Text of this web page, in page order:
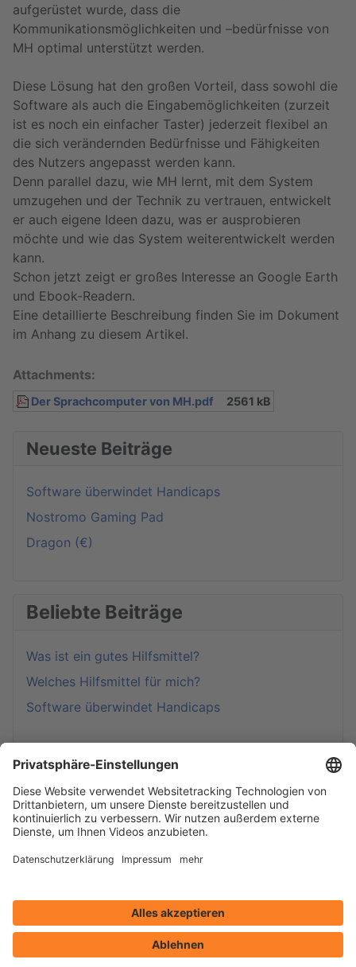
Computer steuern (UK, AAC)
Spielen & Lernen
Downloads: Software und Computer-Tipps
Windows anpassen
Eingestellte Produkte
aufgerüstet wurde, dass die
Kommunikationsmöglichkeiten und –bedürfnisse von
MH optimal unterstützt werden.
Diese Lösung hat den großen Vorteil, dass sowohl die
Software als auch die Eingabemöglichkeiten (zurzeit
ist es noch ein einfacher Taster) jederzeit flexibel an
die sich verändernden Bedürfnisse und Fähigkeiten
des Nutzers angepasst werden kann.
Denn parallel dazu, wie MH lernt, mit dem System
umzugehen und der Technik zu vertrauen, entwickelt
er auch eigene Ideen dazu, was er ausprobieren
möchte und wie das System weiterentwickelt werden
kann.
Schon jetzt zeigt er großes Interesse an Google Earth
und Ebook-Readern.
Eine detaillierte Beschreibung finden Sie im Dokument
im Anhang zu diesem Artikel.
Attachments:
Der Sprachcomputer von MH.pdf 2561 kB
Neueste Beiträge
Software überwindet Handicaps
Nostromo Gaming Pad
Dragon (€)
Beliebte Beiträge
Was ist ein gutes Hilfsmittel?
Welches Hilfsmittel für mich?
Software überwindet Handicaps